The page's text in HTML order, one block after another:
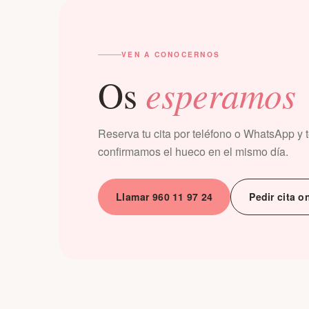
VEN A CONOCERNOS
Os esperamos
Reserva tu cita por teléfono o WhatsApp y
confirmamos el hueco en el mismo día.
Llamar 960 11 97 24 Pedir cita